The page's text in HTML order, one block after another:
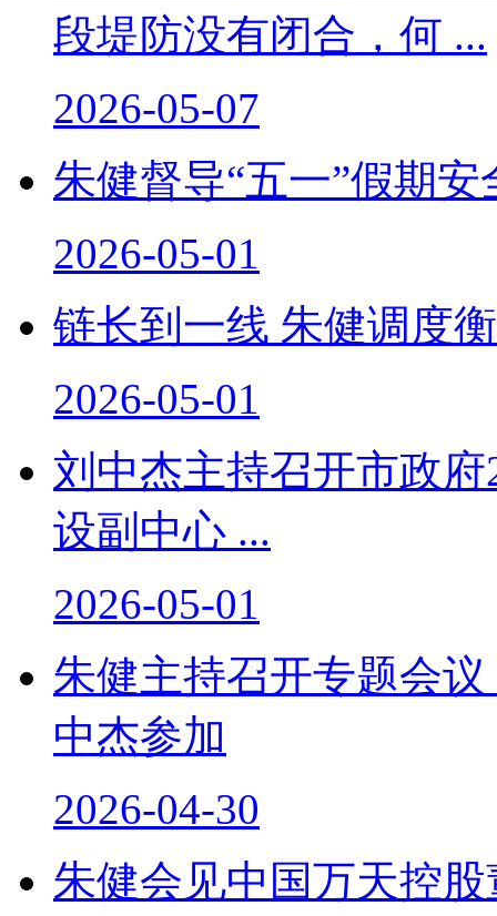
段堤防没有闭合，何 ...
2026-05-07
朱健督导“五一”假期
2026-05-01
链长到一线 朱健调度
2026-05-01
刘中杰主持召开市政
设副中心 ...
2026-05-01
朱健主持召开专题会
中杰参加
2026-04-30
朱健会见中国万天控